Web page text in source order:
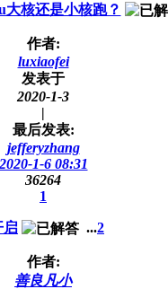
大核还是小核跑？
作者:
luxiaofei
发表于
2020-1-3
|
最后发表:
jefferyzhang
2020-1-6 08:31
36264
1
启 ...2
作者:
善良凡小